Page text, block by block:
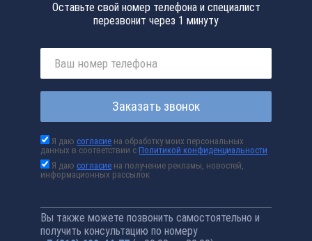
Оставьте свой номер телефона и специалист
перезвонит через 1 минуту
Заказать звонок
Я даюсогласие на обработку моих персональных
данных в соответствии сПолитикой конфиденциальности
Я даюсогласие на получение рекламы, новостей,
информационных рассылок
Вы также можете позвонить самостоятельно и
получить консультацию по номеру